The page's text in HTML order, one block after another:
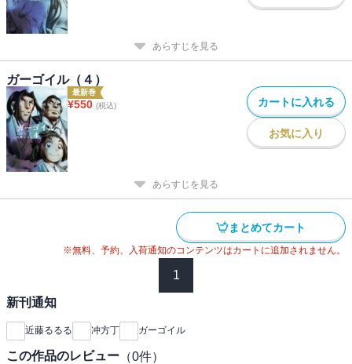
あらすじを見る
ガーゴイル（４）
最新巻
¥550 (税込) カートに入れる
お気に入り
あらすじを見る
まとめてカート
※無料、予約、入荷通知のコンテンツはカートに追加されません。
1
新刊通知
近藤るるる 冲方丁 ガーゴイル
この作品のレビュー （0件）